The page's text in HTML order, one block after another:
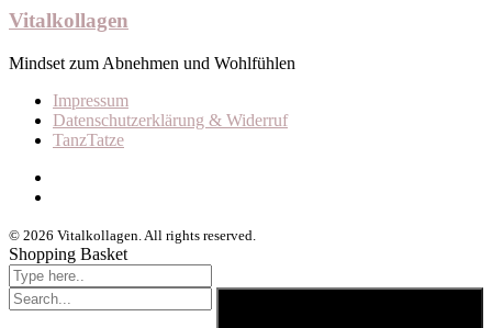
Vitalkollagen
Mindset zum Abnehmen und Wohlfühlen
Impressum
Datenschutzerklärung & Widerruf
TanzTatze
© 2026 Vitalkollagen. All rights reserved.
Shopping Basket